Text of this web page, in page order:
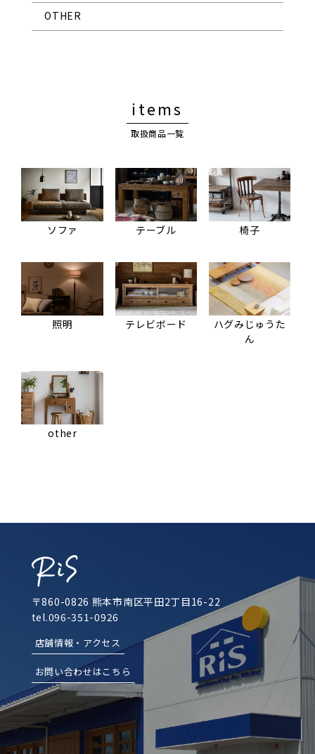
OTHER
items
取扱商品一覧
ソファ テーブル 椅子
照明 テレビボード
ハグみじゅうた
ん
other
〒860-0826 熊本市南区平田2丁目16-22
tel.096-351-0926
店舗情報・アクセス
お問い合わせはこちら